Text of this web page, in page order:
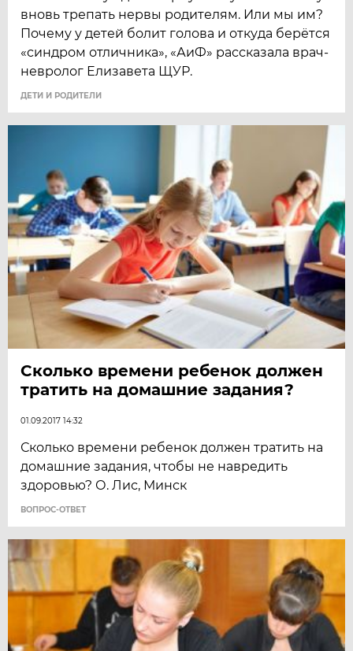
вновь трепать нервы родителям. Или мы им?
Почему у детей болит голова и откуда берётся
«синдром отличника», «АиФ» рассказала врач-
невролог Елизавета ЩУР.
ДЕТИ И РОДИТЕЛИ
Сколько времени ребенок должен
тратить на домашние задания?
01.09.2017 14:32
Сколько времени ребенок должен тратить на
домашние задания, чтобы не навредить
здоровью? О. Лис, Минск
ВОПРОС-ОТВЕТ